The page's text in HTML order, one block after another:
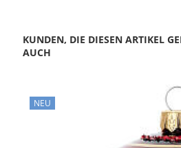
KUNDEN, DIE DIESEN ARTIKEL
AUCH
NEU